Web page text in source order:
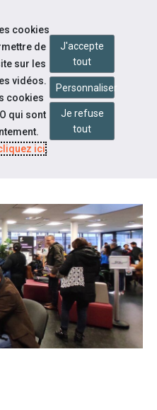
HANDICAP
cookies
de
sur les
vidéos.
cookies
qui sont
ici.
J'accepte
tout
Personnaliser
Je refuse
tout